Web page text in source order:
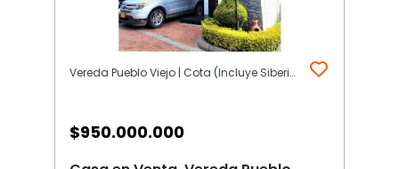
Vereda Pueblo Viejo | Cota (Incluye Siberia)
$950.000.000